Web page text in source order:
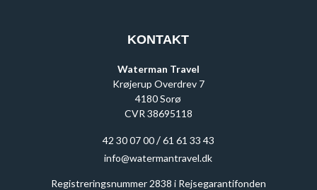
KONTAKT
Waterman Travel
Krøjerup Overdrev 7
4180 Sorø
CVR 38695118
42 30 07 00/61 61 33 43
info@watermantravel.dk
Registreringsnummer 2838 i Rejsegarantifonden